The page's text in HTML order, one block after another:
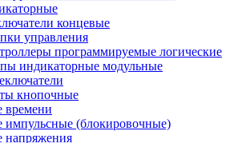
концевые
управления
программируемые логические
индикаторные модульные
кнопочные
времени
импульсные (блокировочные)
напряжения